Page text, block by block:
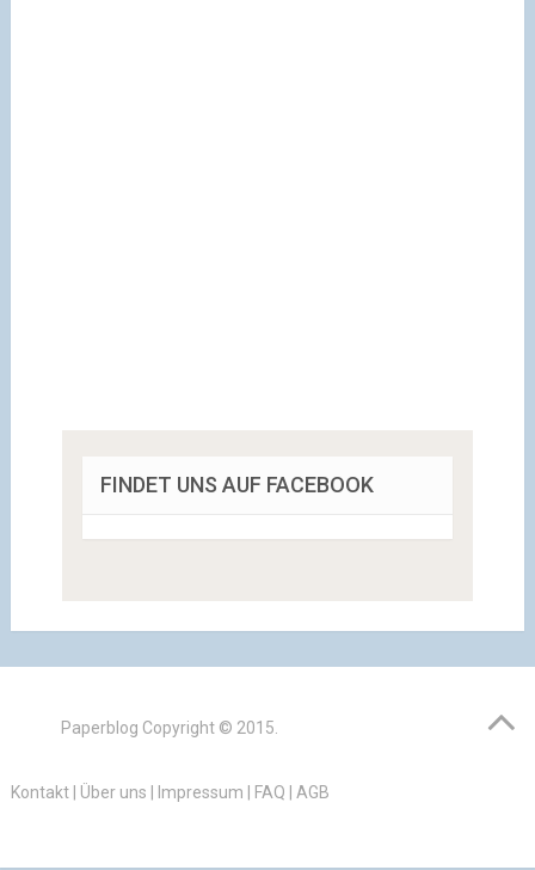
FINDET UNS AUF FACEBOOK
Paperblog Copyright © 2015.
Kontakt| Über uns | Impressum | FAQ | AGB